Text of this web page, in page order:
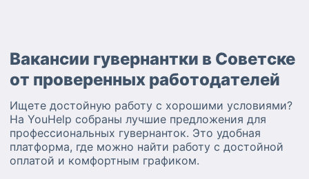
Вакансии гувернантки в Советске
от проверенных работодателей
Ищете достойную работу с хорошими условиями?
На YouHelp собраны лучшие предложения для
профессиональных гувернанток. Это удобная
платформа, где можно найти работу с достойной
оплатой и комфортным графиком.